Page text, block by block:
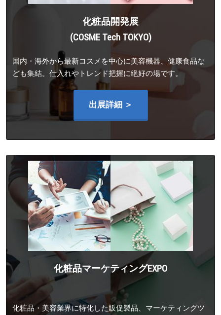
化粧品開発展
(COSME Tech TOKYO)
国内・海外から最新コスメを中心に美容機器、健康食品な
ども集結。仕入れやトレンド把握に絶好の場です。
出展詳細 ＞
化粧品マーケティングEXPO
化粧品・美容業界に特化した販促製品、マーケティングツ